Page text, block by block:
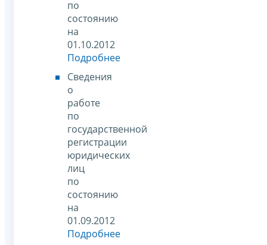
по
состоянию
на
01.10.2012
Подробнее
Сведения
о
работе
по
государственной
регистрации
юридических
лиц
по
состоянию
на
01.09.2012
Подробнее